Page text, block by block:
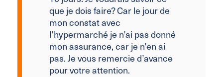
que je dois faire? Car le jour de
mon constat avec
l’hypermarché je n’ai pas donné
mon assurance, car je n’en ai
pas. Je vous remercie d’avance
pour votre attention.